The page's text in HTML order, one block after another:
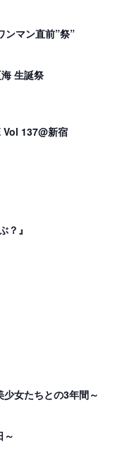
マン直前”祭”
生誕祭
Vol 137@新宿
？』
女たちとの3年間～
～